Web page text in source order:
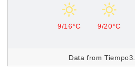
9/16°C 9/20°C
Data from